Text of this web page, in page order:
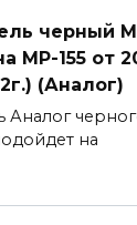
черный
МР-155 от
(Аналог)
Аналог
на